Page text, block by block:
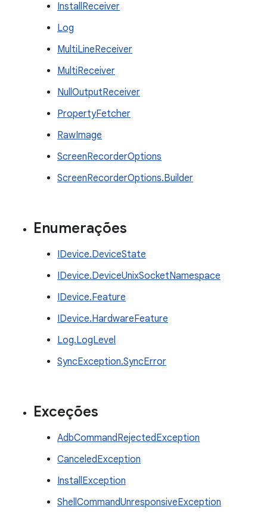
InstallReceiver
Log
MultiLineReceiver
MultiReceiver
NullOutputReceiver
PropertyFetcher
RawImage
ScreenRecorderOptions
ScreenRecorderOptions.Builder
Enumerações
IDevice.DeviceState
IDevice.DeviceUnixSocketNamespace
IDevice.Feature
IDevice.HardwareFeature
Log.LogLevel
SyncException.SyncError
Exceções
AdbCommandRejectedException
CanceledException
InstallException
ShellCommandUnresponsiveException